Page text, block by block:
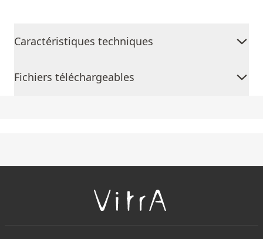
Caractéristiques techniques
Fichiers téléchargeables